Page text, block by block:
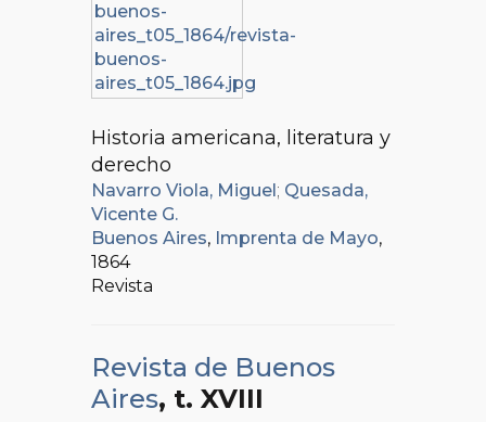
Historia americana, literatura y
derecho
Navarro Viola, Miguel ; Quesada,
Vicente G.
Buenos Aires, Imprenta de Mayo,
1864
Revista
Revista de Buenos
Aires, t. XVIII